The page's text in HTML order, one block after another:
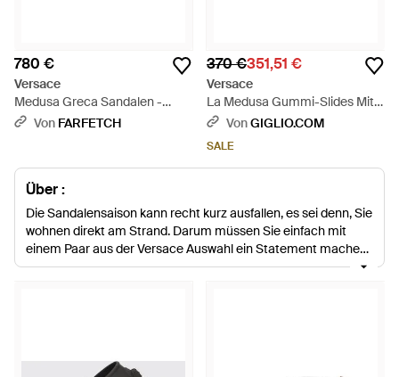
780 €
Versace
Medusa Greca Sandalen -
WeißVon FARFETCH
370 €351,51 €
Versace
La Medusa Gummi-Slides Mit
3D-Logo - Weiß
VonGIGLIO.COM
SALE
Über :
Die Sandalensaison kann recht kurz ausfallen, es sei denn, Sie
wohnen direkt am Strand. Darum müssen Sie einfach mit
einem Paar aus der Versace Auswahl ein Statement machen,
wenn Gelegenheit dazu ist. Von geflochtenen Modellen mit
Komfort erwarten können.